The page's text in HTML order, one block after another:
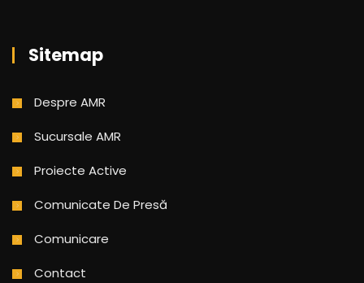
Sitemap
Despre AMR
Sucursale AMR
Proiecte Active
Comunicate De Presă
Comunicare
Contact